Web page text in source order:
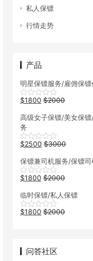
私人保镖
行情走势
产品
明星保镖服务/雇佣保
$1800 $2000
高级女子保镖/美女保
务
$2500 $3000
保镖兼司机服务/保镖
$1800 $2000
临时保镖/私人保镖
$1800 $2000
问答社区